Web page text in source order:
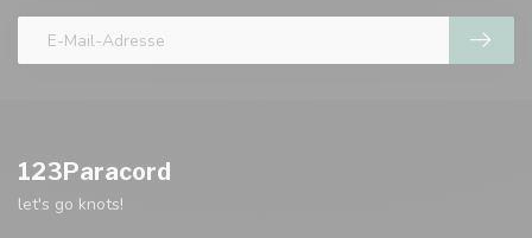
123Paracord
let's go knots!